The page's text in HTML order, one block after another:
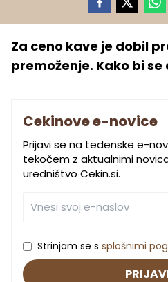
Za ceno kave je dobil
premoženje. Kako bi se
Cekinove e-novice
Prijavi se na tedenske e-
tekočem z aktualnimi
uredništvo Cekin.si.
Strinjam se s splošnimi